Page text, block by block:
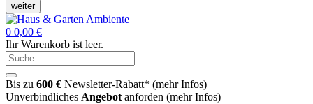
weiter
0 0,00 €
Ihr Warenkorb ist leer.
Bis zu 600 € Newsletter-Rabatt* (mehr Infos)
Unverbindliches Angebot anforden (mehr Infos)